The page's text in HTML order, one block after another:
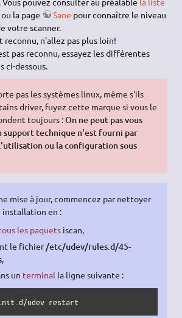
ou la page Sane pour connaître le niveau
votre scanner.
reconnu, n'allez pas plus loin!
pas reconnu, essayez les différentes
ci-dessous.
pas les systèmes linux, même s'ils
driver, fuyez cette marque si vous le
toujours :On ne peut pas vous
support technique n'est fourni par
ou la configuration sous
mise à jour, commencez par nettoyer
en :
les paquets iscan,
le fichier/etc/udev/rules.d/45-
un terminal la ligne suivante :
udev restart